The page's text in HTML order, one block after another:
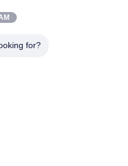
νομός Hongya, Κίνα
8:00
for?